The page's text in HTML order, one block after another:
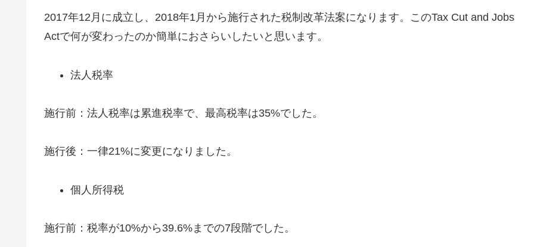
2017年12月に成立し、2018年1月から施行された税制改革法案になります。このTax Cut and Jobs
Actで何が変わったのか簡単におさらいしたいと思います。
法人税率
施行前：法人税率は累進税率で、最高税率は35%でした。
施行後：一律21%に変更になりました。
個人所得税
施行前：税率が10%から39.6%までの7段階でした。